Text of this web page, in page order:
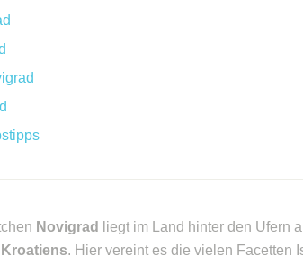
Novigrad
liegt im Land hinter den Ufern
. Hier vereint es die vielen Facetten